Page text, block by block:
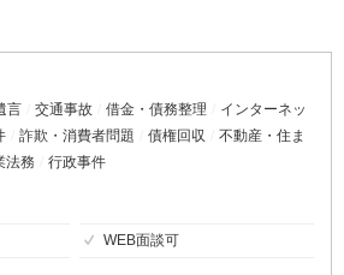
言 交通事故 借金・債務整理
インターネッ
詐欺・消費者問題 債権回収
不動産・住ま
法務 行政事件
WEB面談可